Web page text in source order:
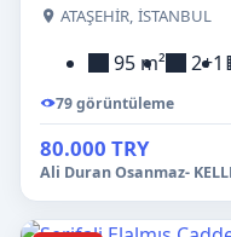
ATAŞEHİR, İSTANBUL
95 m² 2+1
79 görüntüleme
80.000 TRY
Ali Duran Osanmaz-